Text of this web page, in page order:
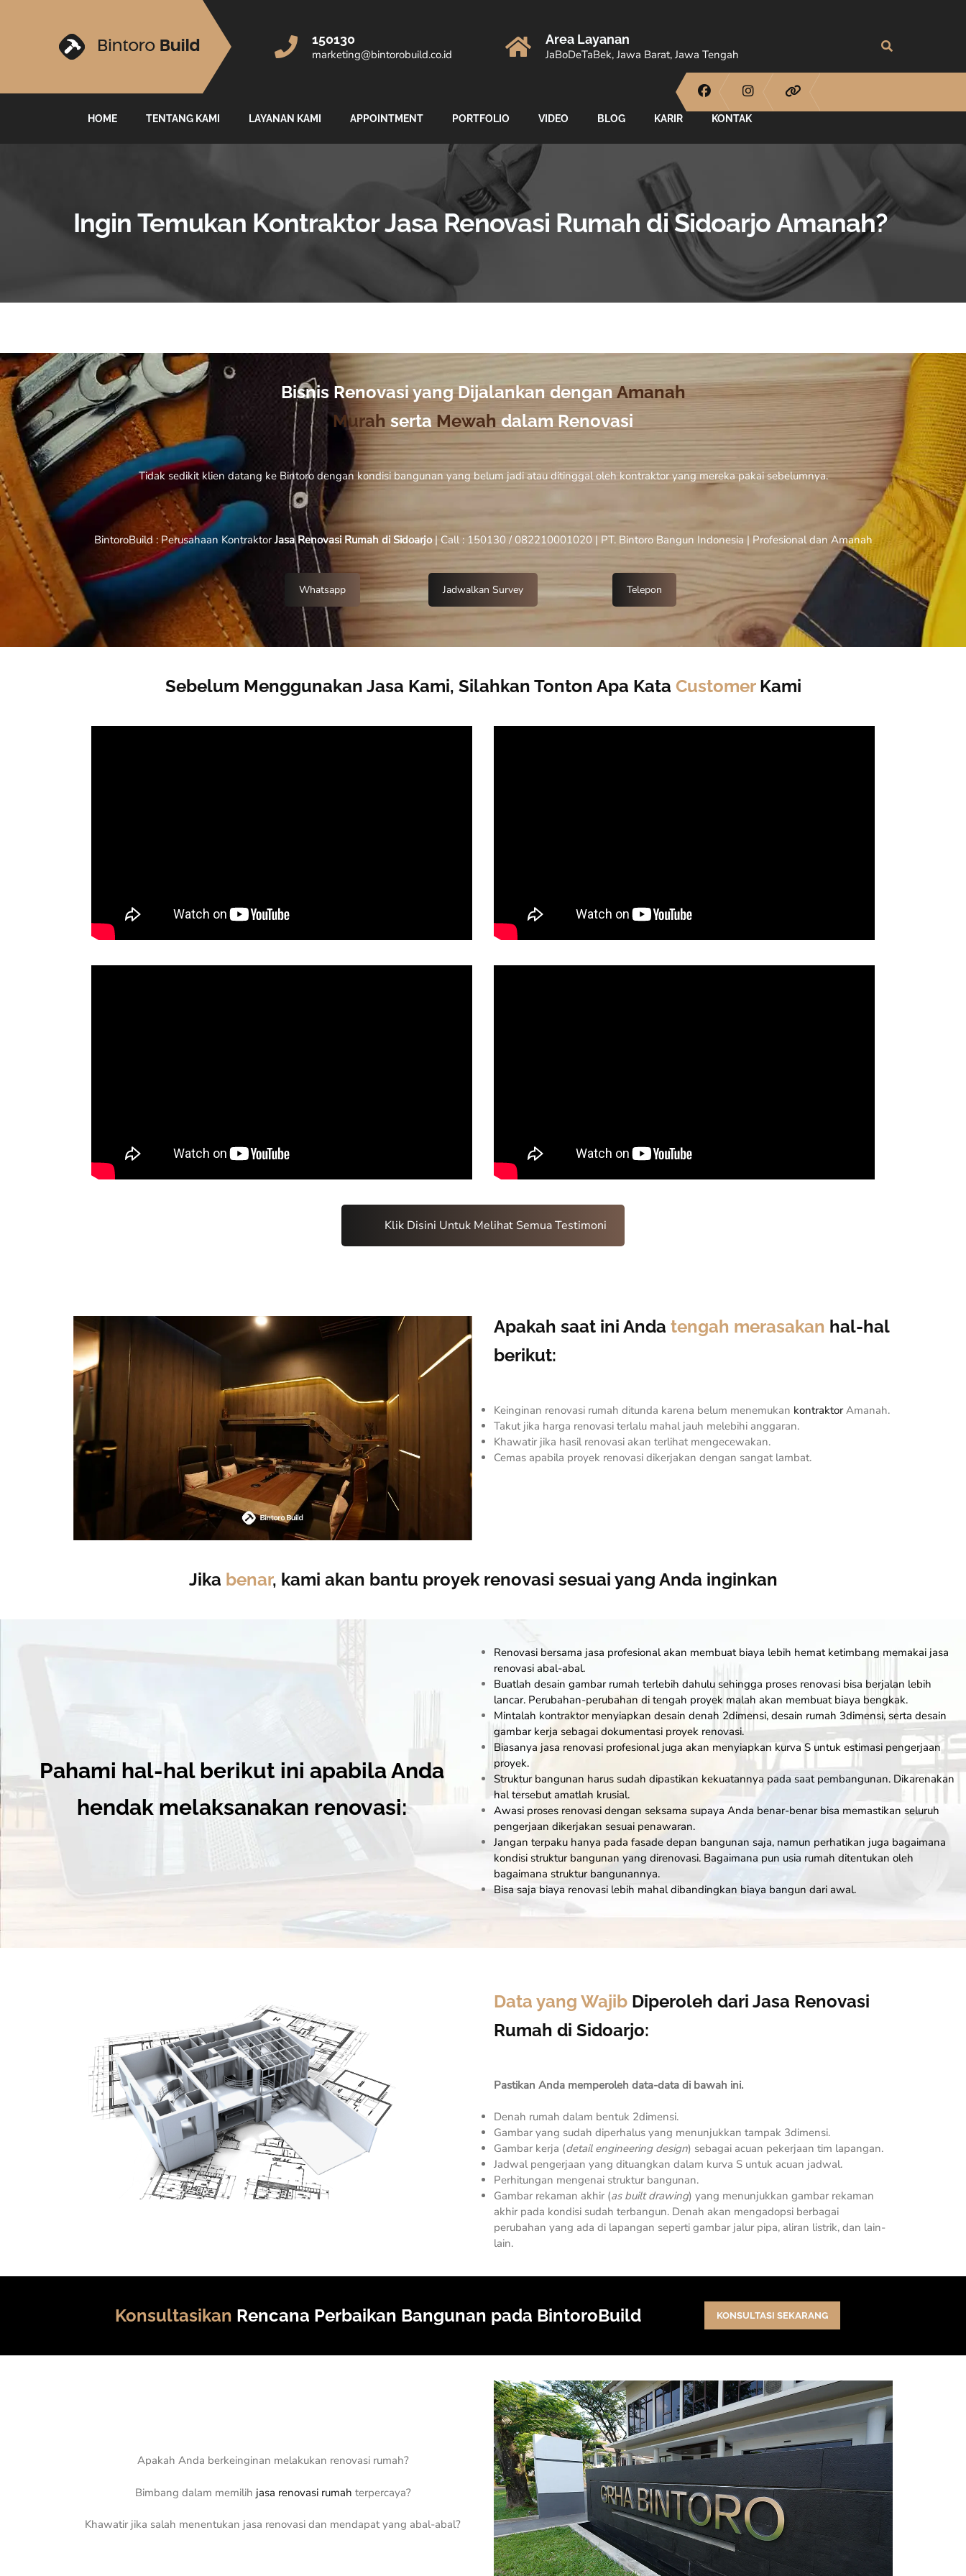
150130
marketing@bintorobuild.co.id
Area Layanan
JaBoDeTaBek, Jawa Barat, Jawa Tengah
HOME TENTANG KAMI LAYANAN KAMI APPOINTMENT PORTFOLIO VIDEO BLOG KARIR KONTAK
Ingin Temukan Kontraktor Jasa Renovasi Rumah di Sidoarjo Amanah?
Bisnis Renovasi yang Dijalankan denganAmanah
Murah serta Mewah dalam Renovasi
Tidak sedikit klien datang ke Bintoro dengan kondisi bangunan yang belum jadi atau ditinggal oleh kontraktor yang mereka pakai sebelumnya.
BintoroBuild : Perusahaan KontraktorJasa Renovasi Rumah di Sidoarjo | Call : 150130 / 082210001020 | PT. Bintoro Bangun Indonesia | Profesional dan Amanah
Whatsapp Jadwalkan Survey Telepon
Sebelum Menggunakan Jasa Kami, Silahkan Tonton Apa Kata CustomerKami
Klik Disini Untuk Melihat Semua Testimoni
Apakah saat ini Anda tengah merasakan hal-hal
berikut:
Keinginan renovasi rumah ditunda karena belum menemukan kontraktorAmanah.
Takut jika harga renovasi terlalu mahal jauh melebihi anggaran.
Khawatir jika hasil renovasi akan terlihat mengecewakan.
Cemas apabila proyek renovasi dikerjakan dengan sangat lambat.
Jika benar, kami akan bantu proyek renovasi sesuai yang Anda inginkan
Pahami hal-hal berikut ini apabila Anda
hendak melaksanakan renovasi:
Renovasi bersama jasa profesional akan membuat biaya lebih hemat ketimbang memakai jasa
renovasi abal-abal.
Buatlah desain gambar rumah terlebih dahulu sehingga proses renovasi bisa berjalan lebih
lancar. Perubahan-perubahan di tengah proyek malah akan membuat biaya bengkak.
Mintalah kontraktormenyiapkan desain denah 2dimensi, desain rumah 3dimensi, serta desain
gambar kerja sebagai dokumentasi proyek renovasi.
Biasanya jasa renovasi profesional juga akan menyiapkan kurva S untuk estimasi pengerjaan
proyek.
Struktur bangunan harus sudah dipastikan kekuatannya pada saat pembangunan. Dikarenakan
hal tersebut amatlah krusial.
Awasi proses renovasi dengan seksama supaya Anda benar-benar bisa memastikan seluruh
pengerjaan dikerjakan sesuai penawaran.
Jangan terpaku hanya pada fasade depan bangunan saja, namun perhatikan juga bagaimana
kondisi struktur bangunan yang direnovasi. Bagaimana pun usia rumah ditentukan oleh
bagaimana struktur bangunannya.
Bisa saja biaya renovasi lebih mahal dibandingkan biaya bangun dari awal.
Data yang Wajib Diperoleh dari Jasa Renovasi
Rumah di Sidoarjo:
Pastikan Anda memperoleh data-data di bawah ini.
Denah rumah dalam bentuk 2dimensi.
Gambar yang sudah diperhalus yang menunjukkan tampak 3dimensi.
Gambar kerja (detail engineering design) sebagai acuan pekerjaan tim lapangan.
Jadwal pengerjaan yang dituangkan dalam kurva S untuk acuan jadwal.
Perhitungan mengenai struktur bangunan.
Gambar rekaman akhir (as built drawing) yang menunjukkan gambar rekaman
akhir pada kondisi sudah terbangun. Denah akan mengadopsi berbagai
perubahan yang ada di lapangan seperti gambar jalur pipa, aliran listrik, dan lain-
lain.
Konsultasikan Rencana Perbaikan Bangunan pada BintoroBuild KONSULTASI SEKARANG
Apakah Anda berkeinginan melakukan renovasi rumah?
Bimbang dalam memilih jasa renovasi rumah terpercaya?
Khawatir jika salah menentukan jasa renovasi dan mendapat yang abal-abal?